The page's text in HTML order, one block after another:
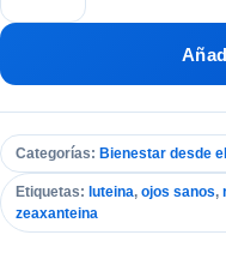
Zeaxantina
Gr.
cantidad
Categorías: Bienestar desde
Etiquetas: luteina, ojos sanos,
zeaxanteina